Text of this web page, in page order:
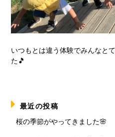
いつもとは違う体験でみんなと
た🎵
最近の投稿
桜の季節がやってきました🌸